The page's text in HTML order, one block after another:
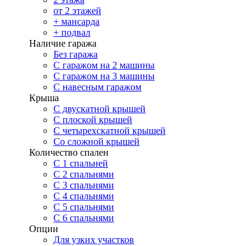
от 2 этажей
+ мансарда
+ подвал
Наличие гаража
Без гаража
С гаражом на 2 машины
С гаражом на 3 машины
С навесным гаражом
Крыша
С двускатной крышей
С плоской крышей
С четырехскатной крышей
Со сложной крышей
Количество спален
С 1 спальней
С 2 спальнями
С 3 спальнями
С 4 спальнями
С 5 спальнями
С 6 спальнями
Опции
Для узких участков